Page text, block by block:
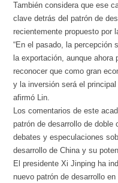
También considera que ese
clave detrás del patrón de
recientemente propuesto por
“En el pasado, la percepción
la exportación, aunque
reconocer que como gran
y la inversión será el
afirmó Lin.
Los comentarios de este
patrón de desarrollo de doble
debates y especulaciones
desarrollo de China y su
El presidente Xi Jinping ha
nuevo patrón de desarrollo